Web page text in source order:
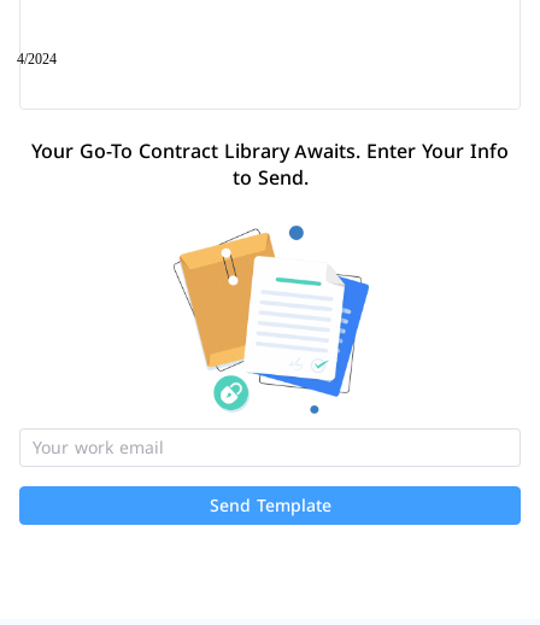
4/2024
Your Go-To Contract Library Awaits. Enter Your Info
to Send.
Send Template